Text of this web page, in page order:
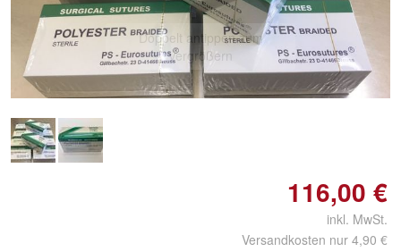
Doppelt antippen zum
vergrößern
116,00 €
inkl. MwSt.
Versandkosten nur 4,90 €